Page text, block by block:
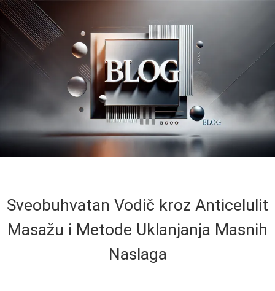
Sveobuhvatan Vodič kroz Anticelulit
Masažu i Metode Uklanjanja Masnih
Naslaga